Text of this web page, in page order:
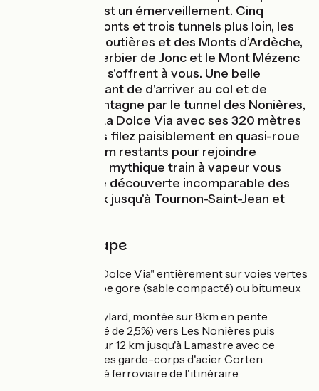
pédale donné est un émerveillement. Cinq
viaducs, deux ponts et trois tunnels plus loin, les
paysages des Boutières et des Monts d’Ardèche,
avec le Mont Gerbier de Jonc et le Mont Mézenc
en toile de fond s'offrent à vous. Une belle
récompense avant de d'arriver au col et de
traverser la montagne par le tunnel des Nonières,
le plus long de La Dolce Via avec ses 320 mètres
(éclairés !). Vous filez paisiblement en quasi-roue
libre sur les 12 km restants pour rejoindre
Lamastre. Ici, un mythique train à vapeur vous
attend pour une découverte incomparable des
Gorges du Doux jusqu'à Tournon-Saint-Jean et
Détail de l'étape
Parcours balisé "Dolce Via" entièrement sur voies vertes
au revêtement type gore (sable compacté) ou bitumeux
Au départ du Cheylard, montée sur 8km en pente
régulière (dénivelé de 2,5%) vers Les Nonières puis
descente (2,3%) sur 12 km jusqu'à Lamastre avec ce
rappel constant des garde-corps d'acier Corten
rappellant le passé ferroviaire de l'itinéraire.